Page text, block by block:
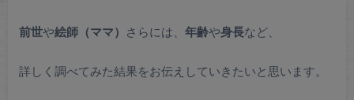
前世や絵師（ママ） さらには、 年齢や身長など、
詳しく調べてみた結果をお伝えしていきたいと思います。